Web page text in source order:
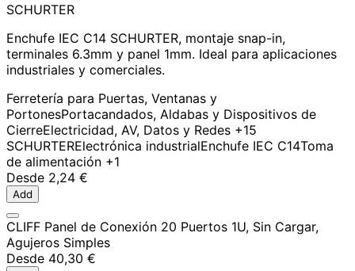
SCHURTER
Enchufe IEC C14 SCHURTER, montaje snap-in,
terminales 6.3mm y panel 1mm. Ideal para aplicaciones
industriales y comerciales.
Ferretería para Puertas, Ventanas y
PortonesPortacandados, Aldabas y Dispositivos de
CierreElectricidad, AV, Datos y Redes +15
SCHURTERElectrónica industrialEnchufe IEC C14Toma
de alimentación +1
Desde 2,24 €
Add
CLIFF Panel de Conexión 20 Puertos 1U, Sin Cargar,
Agujeros Simples
Desde 40,30 €